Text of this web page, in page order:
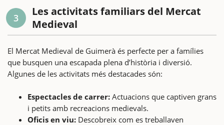
3
Les activitats familiars del Mercat
Medieval
El Mercat Medieval de Guimerà és perfecte per a famílies
que busquen una escapada plena d’història i diversió.
Algunes de les activitats més destacades són:
Espectacles de carrer: Actuacions que captiven grans
i petits amb recreacions medievals.
Oficis en viu: Descobreix com es treballaven